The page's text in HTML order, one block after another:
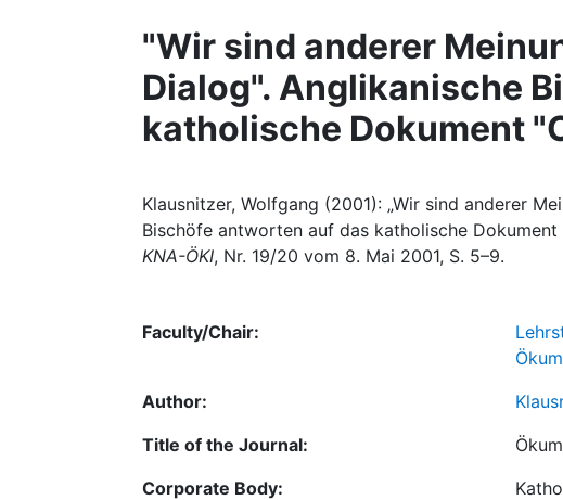
"Wir sind anderer
Dialog". Anglikanische
katholische Dokument
Klausnitzer, Wolfgang (2001): „Wir sind anderer
Bischöfe antworten auf das katholische Dokument
KNA-ÖKI, Nr. 19/20 vom 8. Mai 2001, S. 5–9.
Faculty/Chair:
Author:
Title of the Journal:
Corporate Body: